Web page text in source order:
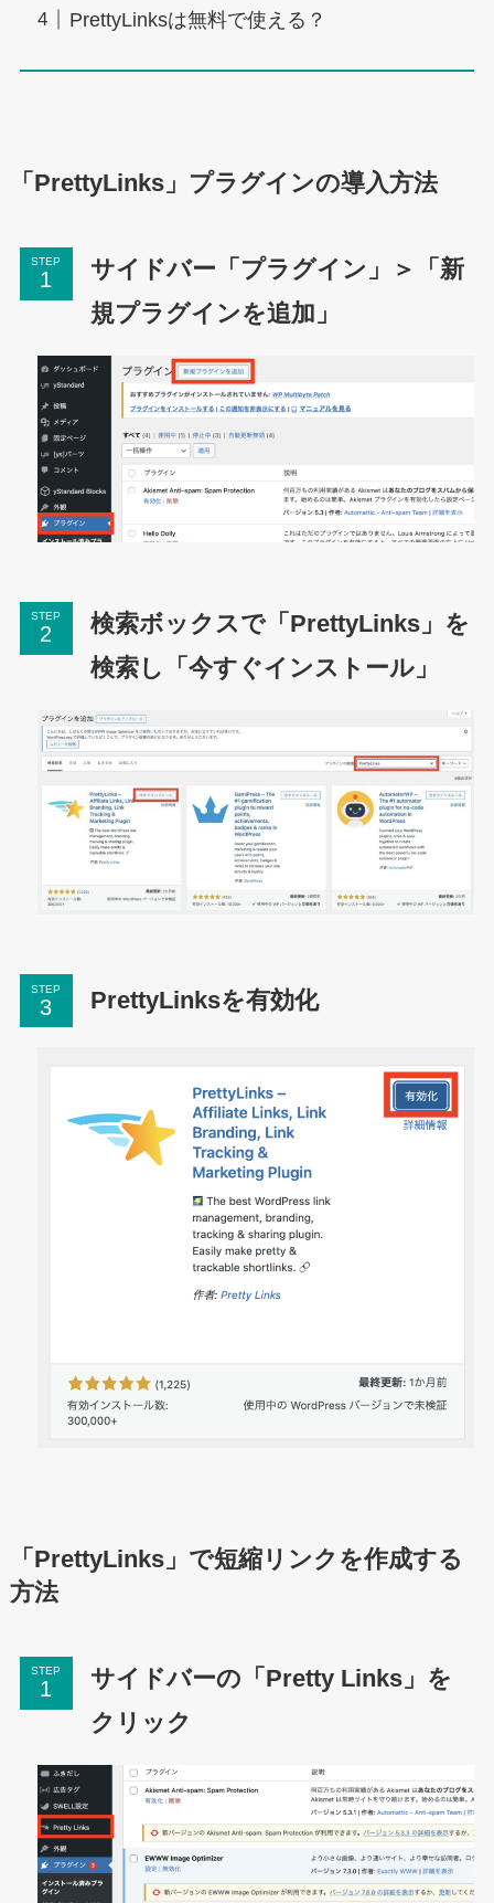
PrettyLinksは無料で使える？
「PrettyLinks」プラグインの導入方法
STEP
サイドバー「プラグイン」＞「新
規プラグインを追加」
STEP
検索ボックスで「PrettyLinks」を
検索し「今すぐインストール」
STEP PrettyLinksを有効化
「PrettyLinks」で短縮リンクを作成する
方法
STEP
サイドバーの「Pretty Links」を
クリック